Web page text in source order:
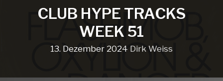
CLUB HYPE TRACKS
WEEK 51
13. Dezember 2024 Dirk Weiss